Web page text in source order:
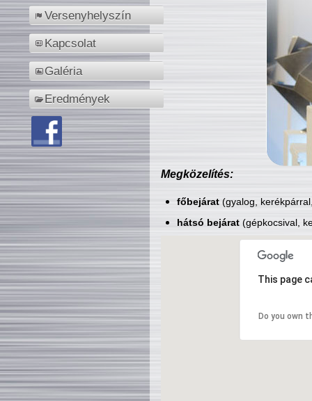
Versenyhelyszín
Kapcsolat
Galéria
Eredmények
Megközelítés:
főbejárat(gyalog,
hátsó bejárat(gépkocsival,
This page
Do you own